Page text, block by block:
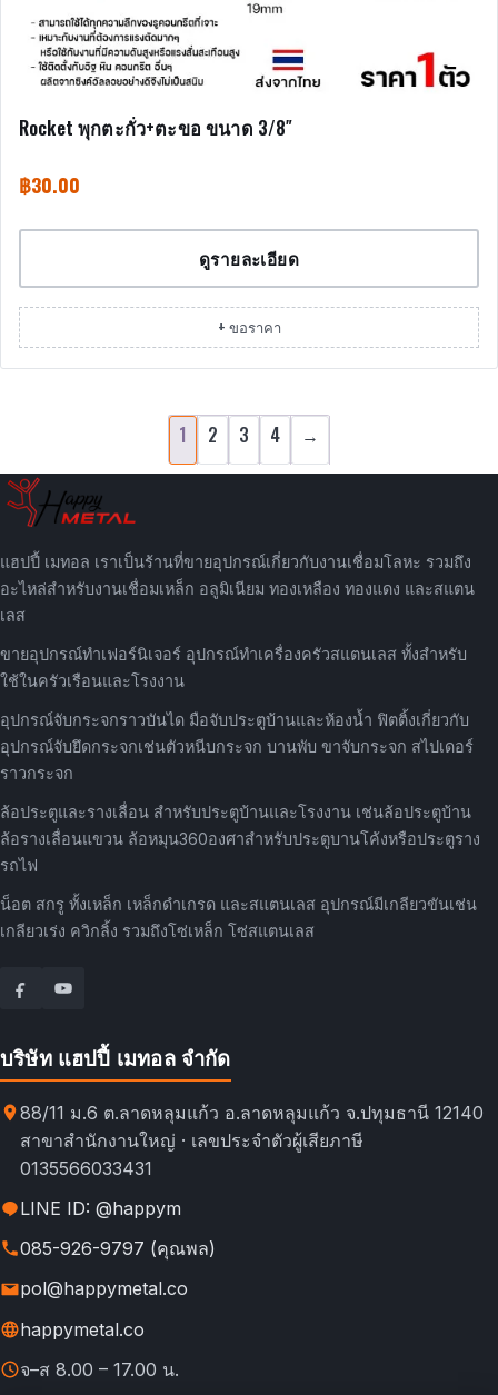
Rocket พุกตะกั่ว+ตะขอ ขนาด 3/8″
฿30.00
ดูรายละเอียด
+ ขอราคา
1 2 3 4 →
แฮปปี้ เมทอล เราเป็นร้านที่ขายอุปกรณ์เกี่ยวกับงานเชื่อมโลหะ รวมถึง
อะไหล่สำหรับงานเชื่อมเหล็ก อลูมิเนียม ทองเหลือง ทองแดง และสแตน
เลส
ขายอุปกรณ์ทำเฟอร์นิเจอร์ อุปกรณ์ทำเครื่องครัวสแตนเลส ทั้งสำหรับ
ใช้ในครัวเรือนและโรงงาน
อุปกรณ์จับกระจกราวบันได มือจับประตูบ้านและห้องน้ำ ฟิตติ้งเกี่ยวกับ
อุปกรณ์จับยึดกระจกเช่นตัวหนีบกระจก บานพับ ขาจับกระจก สไปเดอร์
ราวกระจก
ล้อประตูและรางเลื่อน สำหรับประตูบ้านและโรงงาน เช่นล้อประตูบ้าน
ล้อรางเลื่อนแขวน ล้อหมุน360องศาสำหรับประตูบานโค้งหรือประตูราง
รถไฟ
น็อต สกรู ทั้งเหล็ก เหล็กดำเกรด และสแตนเลส อุปกรณ์มีเกลียวขันเช่น
เกลียวเร่ง ควิกลิ้ง รวมถึงโซ่เหล็ก โซ่สแตนเลส
บริษัท แฮปปี้ เมทอล จำกัด
88/11 ม.6 ต.ลาดหลุมแก้ว อ.ลาดหลุมแก้ว จ.ปทุมธานี 12140
สาขาสำนักงานใหญ่ · เลขประจำตัวผู้เสียภาษี
0135566033431
LINE ID: @happym
085-926-9797 (คุณพล)
pol@happymetal.co
happymetal.co
จ–ส 8.00 – 17.00 น.